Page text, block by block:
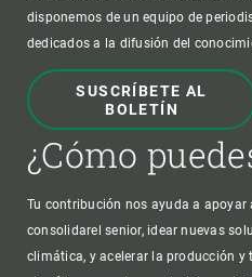
disponemos de un equipo de
dedicados a la difusión del
SUSCRÍBETE AL
BOLETÍN
¿Cómo
Tu contribución nos ayuda a
consolidarel senior, idear nuevas
climática, y acelerar la producción y